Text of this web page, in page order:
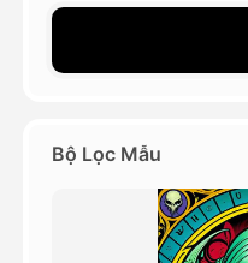
Blog
Bộ Lọc Mẫu